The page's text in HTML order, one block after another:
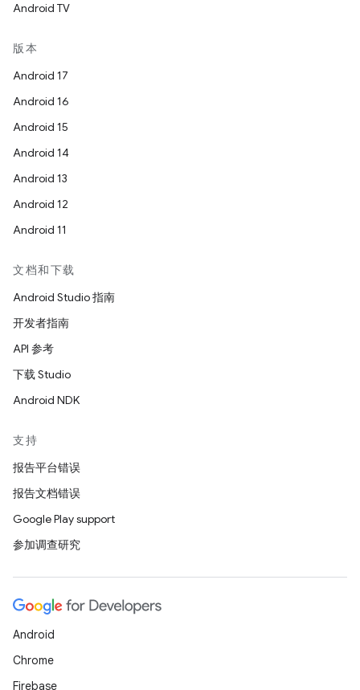
Android TV
版本
Android 17
Android 16
Android 15
Android 14
Android 13
Android 12
Android 11
文档和下载
Android Studio 指南
开发者指南
API 参考
下载 Studio
Android NDK
支持
报告平台错误
报告文档错误
Google Play support
参加调查研究
Android
Chrome
Firebase